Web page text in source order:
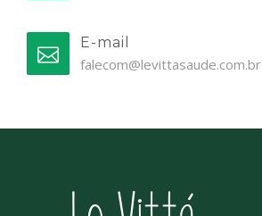
E-mail
falecom@levittasaude.com.br